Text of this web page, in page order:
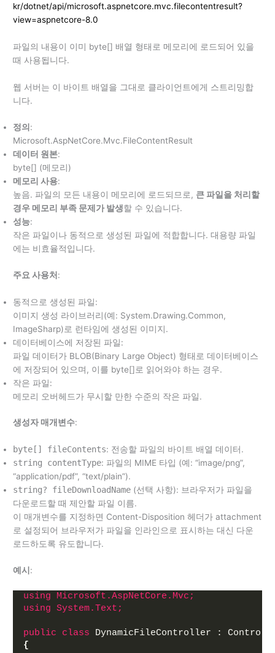
kr/dotnet/api/microsoft.aspnetcore.mvc.filecontentresult?
view=aspnetcore-8.0
파일의 내용이 이미 byte[] 배열 형태로 메모리에 로드되어 있을
때 사용됩니다.
웹 서버는 이 바이트 배열을 그대로 클라이언트에게 스트리밍합
니다.
정의 :
Microsoft.AspNetCore.Mvc.FileContentResult
데이터 원본:
byte[] (메모리)
메모리 사용:
높음. 파일의 모든 내용이 메모리에 로드되므로, 큰 파일을 처리할
경우 메모리 부족 문제가 발생할 수 있습니다.
성능:
작은 파일이나 동적으로 생성된 파일에 적합합니다. 대용량 파일
에는 비효율적입니다.
주요 사용처 :
동적으로 생성된 파일:
이미지 생성 라이브러리(예: System.Drawing.Common,
ImageSharp)로 런타임에 생성된 이미지.
데이터베이스에 저장된 파일:
파일 데이터가 BLOB(Binary Large Object) 형태로 데이터베이스
에 저장되어 있으며, 이를 byte[]로 읽어와야 하는 경우.
작은 파일:
메모리 오버헤드가 무시할 만한 수준의 작은 파일.
생성자 매개변수:
byte[] fileContents: 전송할 파일의 바이트 배열 데이터.
string contentType: 파일의 MIME 타입 (예: “image/png”,
“application/pdf”, “text/plain”).
string? fileDownloadName (선택 사항): 브라우저가 파일을
다운로드할 때 제안할 파일 이름.
이 매개변수를 지정하면 Content-Disposition 헤더가 attachment
로 설정되어 브라우저가 파일을 인라인으로 표시하는 대신 다운
로드하도록 유도합니다.
예시 :
using Microsoft.AspNetCore.Mvc;
using System.Text;
public class DynamicFileController :
{